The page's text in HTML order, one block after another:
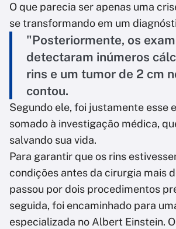
O que parecia ser apenas uma
se transformando em um
"Posteriormente, os
detectaram inúmeros
rins e um tumor de 2 cm
contou.
Segundo ele, foi justamente esse
somado à investigação médica,
salvando sua vida.
Para garantir que os rins
condições antes da cirurgia mais
passou por dois procedimentos
seguida, foi encaminhado para
especializada no Albert Einstein.